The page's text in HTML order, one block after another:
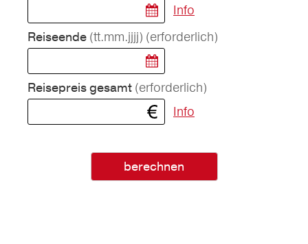
Info
Reiseende (tt.mm.jjjj) (erforderlich)
Reisepreis gesamt (erforderlich)
Info
berechnen